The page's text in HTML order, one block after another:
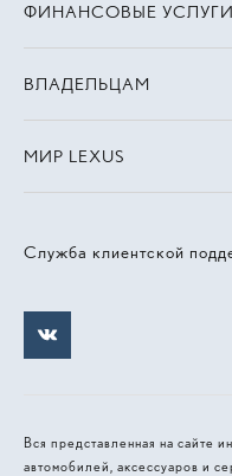
Служба клиентской
ФИНАНСОВЫЕ УСЛУГИ
ВЛАДЕЛЬЦАМ
МИР LEXUS
Вся представленная на сайте
автомобилей, аксессуаров и